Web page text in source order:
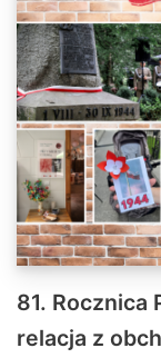
81. Rocznica
relacja z